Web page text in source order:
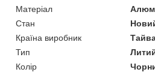
Матеріал
Стан
Країна виробник
Тип
Колір